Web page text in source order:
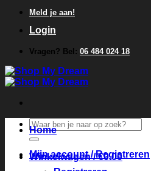
Meld je aan!
Login
Vragen? Bel: 06 484 024 18
Zoeken
naar:
Winkelwagen /€0.00
Home
Mijn account / Registreren